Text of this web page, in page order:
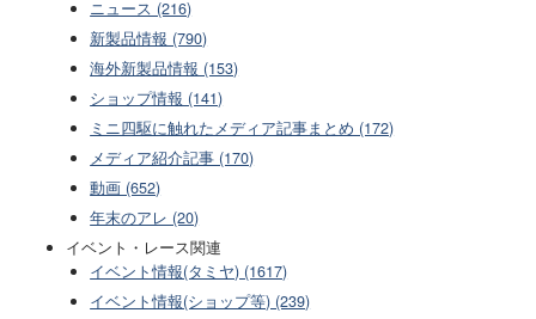
ニュース (216)
新製品情報 (790)
海外新製品情報 (153)
ショップ情報 (141)
ミニ四駆に触れたメディア記事まとめ (172)
メディア紹介記事 (170)
動画 (652)
年末のアレ (20)
イベント・レース関連
イベント情報(タミヤ) (1617)
イベント情報(ショップ等) (239)